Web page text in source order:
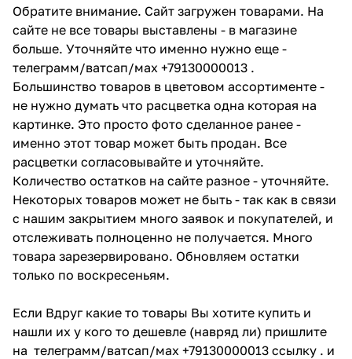
Обратите внимание. Сайт загружен товарами. На
сайте не все товары выставлены - в магазине
больше. Уточняйте что именно нужно еще -
телеграмм/ватсап/мах +79130000013 .
Большинство товаров в цветовом ассортименте -
не нужно думать что расцветка одна которая на
картинке. Это просто фото сделанное ранее -
именно этот товар может быть продан. Все
расцветки согласовывайте и уточняйте.
Количество остатков на сайте разное - уточняйте.
Некоторых товаров может не быть - так как в связи
с нашим закрытием много заявок и покупателей, и
отслеживать полноценно не получается. Много
товара зарезервировано. Обновляем остатки
только по воскресеньям.
Если Вдруг какие то товары Вы хотите купить и
нашли их у кого то дешевле (навряд ли) пришлите
на телеграмм/ватсап/мах +79130000013 ссылку . и